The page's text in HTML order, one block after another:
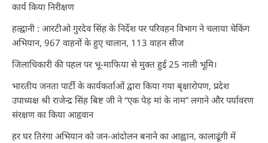
कार्य किया निरीक्षण
हल्द्वानी : आरटीओ गुरदेव सिंह के निर्देश पर परिवहन विभाग ने चलाया चेकिंग
अभियान, 967 वाहनों के हुए चालान, 113 वाहन सीज
जिलाधिकारी की पहल पर भू-माफिया से मुक्त हुई 25 नाली भूमि।
भारतीय जनता पार्टी के कार्यकर्ताओं द्वारा किया गया बृक्षारोपण, प्रदेश
उपाध्यक्ष श्री राजेन्द्र सिंह बिष्ट जी ने “एक पेड़ मां के नाम” लगाने और पर्यावरण
संरक्षण का किया आहृवान
हर घर तिरंगा अभियान को जन-आंदोलन बनाने का आह्वान, कालाढूंगी में